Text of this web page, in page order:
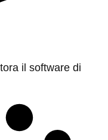
il software di